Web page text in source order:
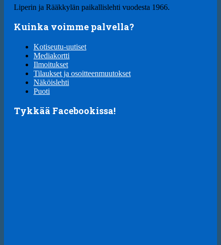
Liperin ja Rääkkylän paikallislehti vuodesta 1966.
Kuinka voimme palvella?
Kotiseutu-uutiset
Mediakortti
Ilmoitukset
Tilaukset ja osoitteenmuutokset
Näköislehti
Puoti
Tykkää Facebookissa!